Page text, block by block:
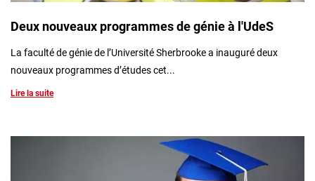
Deux nouveaux programmes de génie à l'UdeS
La faculté de génie de l’Université Sherbrooke a inauguré deux
nouveaux programmes d’études cet...
Lire la suite